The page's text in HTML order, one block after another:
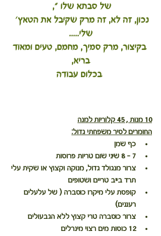
של סבתא שלו ",
נכון, זה לא, זה מרק שקיבל את הטאץ'
שלי.....
  בקיצור, מרק סמיך, מחמם, טעים ומאוד
בריא,
בכלום עבודה
10 מנות , 45 קלוריות למנה
החומרים לסיר משפחתי גדול:
כף שמן
7 - 8 שיני שום טריות פרוסות
צרור מנגולד גדול, מנוקה וקצוץ או שקית עלי
תרד בייב טריים ושטופים
קופסת עלי מיקרו כוסברה ( של עלעלים
רעננים)
צרור כוסברה טרי קצוץ ללא הגבעולים
12 כוסות מים רצוי מינרלים